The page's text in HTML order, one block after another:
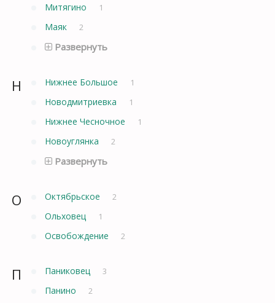
Митягино 1
Маяк 2
Развернуть
Н Нижнее Большое 1
Новодмитриевка 1
Нижнее Чесночное 1
Новоуглянка 2
Развернуть
О Октябрьское 2
Ольховец 1
Освобождение 2
П Паниковец 3
Панино 2